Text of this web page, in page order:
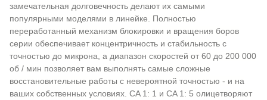
замечательная долговечность делают их самыми
популярными моделями в линейке. Полностью
переработанный механизм блокировки и вращения боров
серии обеспечивает концентричность и стабильность с
точностью до микрона, а диапазон скоростей от 60 до 200 000
об / мин позволяет вам выполнять самые сложные
восстановительные работы с невероятной точностью - и на
ваших собственных условиях. CA 1: 1 и CA 1: 5 олицетворяют